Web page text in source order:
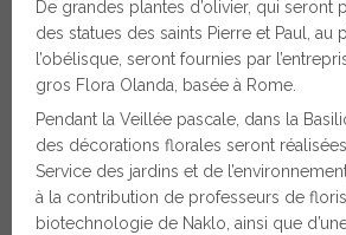
De grandes plantes d’olivier, qui seront
des statues des saints Pierre et Paul, au
l’obélisque, seront fournies par
gros Flora Olanda, basée à Rome.
Pendant la Veillée pascale, dans la
des décorations florales seront
Service des jardins et de
à la contribution de professeurs de
biotechnologie de Naklo, ainsi que